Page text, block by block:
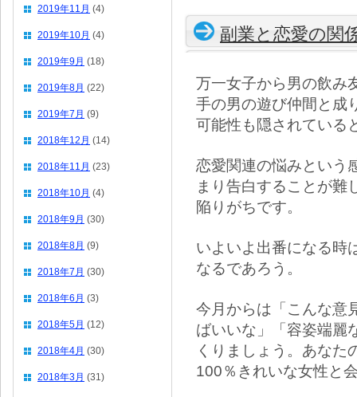
副業と恋愛の関
万一女子から男の飲み
手の男の遊び仲間と成
可能性も隠されている
恋愛関連の悩みという
まり告白することが難
陥りがちです。
いよいよ出番になる時
なるであろう。
今月からは「こんな意
ばいいな」「容姿端麗
くりましょう。あなた
100％きれいな女性と
2019年11月 (4)
2019年10月 (4)
2019年9月 (18)
2019年8月 (22)
2019年7月 (9)
2018年12月 (14)
2018年11月 (23)
2018年10月 (4)
2018年9月 (30)
2018年8月 (9)
2018年7月 (30)
2018年6月 (3)
2018年5月 (12)
2018年4月 (30)
2018年3月 (31)